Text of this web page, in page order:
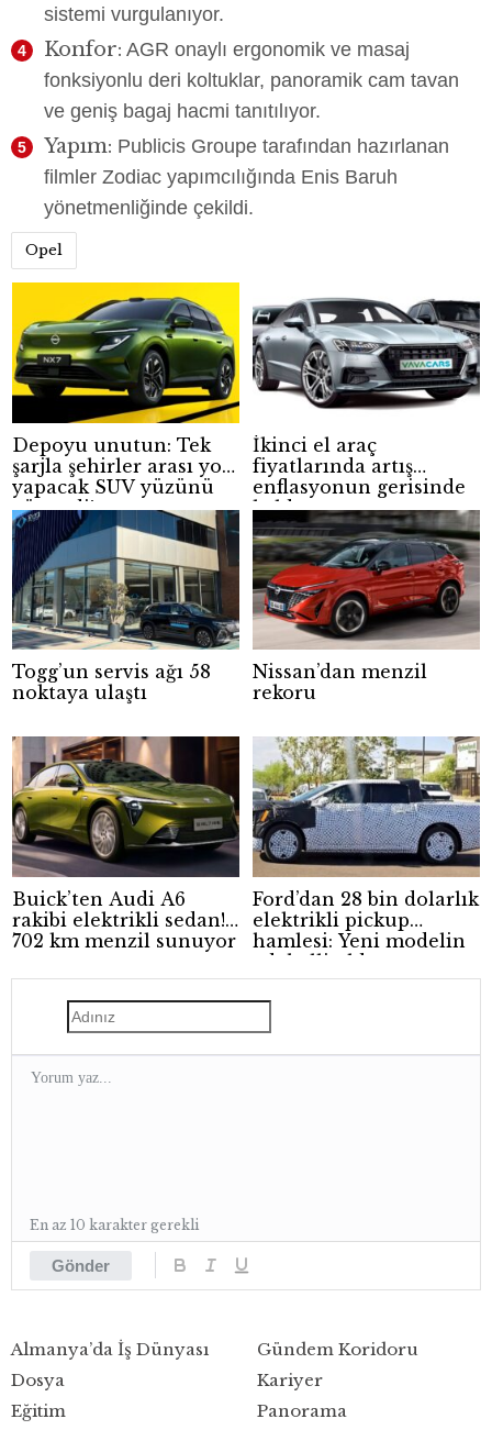
sistemi vurgulanıyor.
Konfor: AGR onaylı ergonomik ve masaj
fonksiyonlu deri koltuklar, panoramik cam tavan
ve geniş bagaj hacmi tanıtılıyor.
Yapım: Publicis Groupe tarafından hazırlanan
filmler Zodiac yapımcılığında Enis Baruh
yönetmenliğinde çekildi.
Opel
Depoyu unutun: Tek
şarjla şehirler arası yol
yapacak SUV yüzünü
gösterdi!
İkinci el araç
fiyatlarında artış
enflasyonun gerisinde
kaldı
Togg’un servis ağı 58
noktaya ulaştı
Nissan’dan menzil
rekoru
Buick’ten Audi A6
rakibi elektrikli sedan!
702 km menzil sunuyor
Ford’dan 28 bin dolarlık
elektrikli pickup
hamlesi: Yeni modelin
adı belli oldu
Gönder
En az 10 karakter gerekli
Almanya’da İş Dünyası
Dosya
Eğitim
Gündem Koridoru
Kariyer
Panorama